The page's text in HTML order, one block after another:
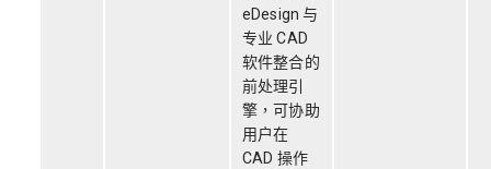
eDesign 与
专业 CAD
软件整合的
前处理引
擎，可协助
用户在
CAD 操作